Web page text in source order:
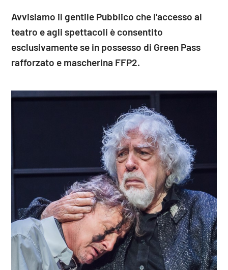
Avvisiamo il gentile Pubblico che l'accesso al
teatro e agli spettacoli è consentito
esclusivamente se in possesso di Green Pass
rafforzato e mascherina FFP2.